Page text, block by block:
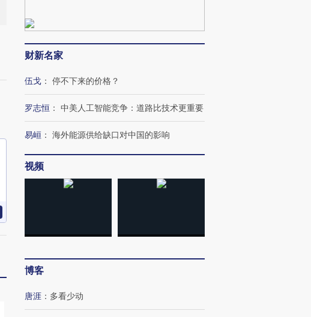
财新名家
伍戈 ： 停不下来的价格？
罗志恒 ： 中美人工智能竞争：道路比技术更重要
易峘 ： 海外能源供给缺口对中国的影响
视频
博客
唐涯 ： 多看少动